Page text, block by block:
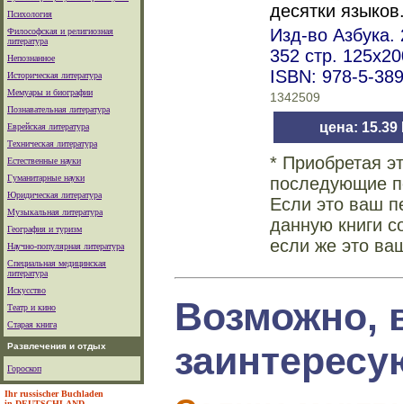
Психология
Философская и религиозная
литература
Непознанное
Историческая литература
Мемуары и биографии
Познавательная литература
Еврейская литература
Техническая литература
Естественные науки
Гуманитарные науки
Юридическая литература
Музыкальная литература
География и туризм
Научно-популярная литература
Специальная медицинская
литература
Искусство
Театр и кино
Старая книга
Развлечения и отдых
Гороскоп
Ihr russischer Buchladen
десятки
Изд-во Азбука.
352 стр.
ISBN: 978-5-
1342509
цена: 15.39
* Приобретая
последующие
Если это ваш
данную книги
если же это
Возможно,